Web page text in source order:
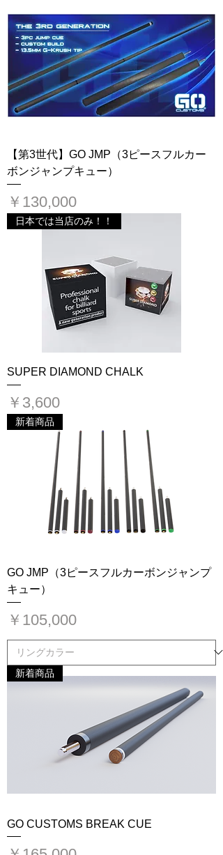
【第3世代】GO JMP（3ピースフルカー
ボンジャンプキュー）
価格
￥130,000
日本では当店のみ！！
SUPER DIAMOND CHALK
価格
￥3,600
新着商品
GO JMP（3ピースフルカーボンジャンプ
キュー）
価格
￥105,000
新着商品
GO CUSTOMS BREAK CUE